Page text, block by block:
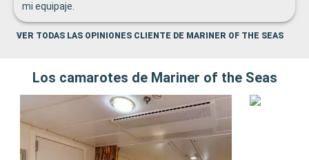
mi equipaje.
VER TODAS LAS OPINIONES CLIENTE DE MARINER OF THE SEAS
Los camarotes de Mariner of the Seas